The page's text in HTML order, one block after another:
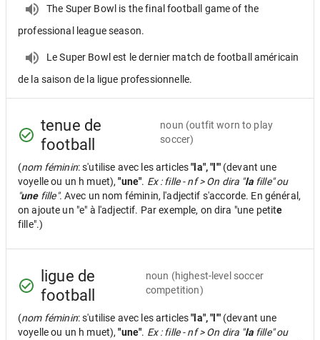
The Super Bowl is the final football game of the
professional league season.
Le Super Bowl est le dernier match de football américain
de la saison de la ligue professionnelle.
tenue de
football
noun (outfit worn to play
soccer)
(nom féminin: s'utilise avec les articles"la", "l'" (devant une
voyelle ou un h muet),"une". Ex : fille - nf > On dira "lafille" ou
"unefille". Avec un nom féminin, l'adjectif s'accorde. En général,
on ajoute un "e" à l'adjectif. Par exemple, on dira "une petite
fille".)
ligue de
football
noun (highest-level soccer
competition)
(nom féminin: s'utilise avec les articles"la", "l'" (devant une
voyelle ou un h muet),"une". Ex : fille - nf > On dira "lafille" ou